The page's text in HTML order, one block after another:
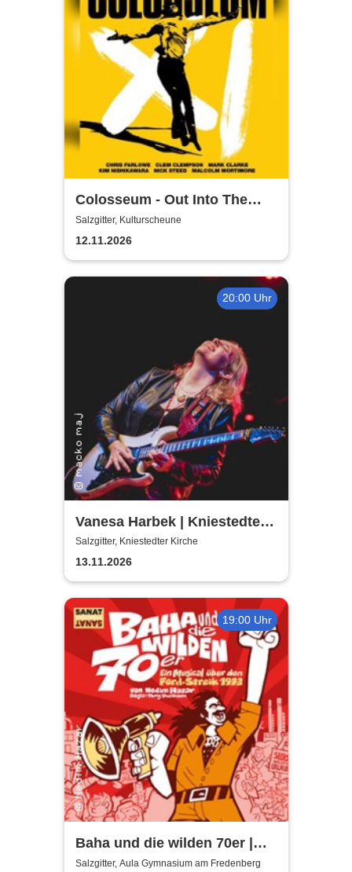
Colosseum - Out Into The
Fields
Salzgitter, Kulturscheune
12.11.2026
20:00 Uhr
Vanesa Harbek | Kniestedter
Kirche
Salzgitter, Kniestedter Kirche
13.11.2026
19:00 Uhr
Baha und die wilden 70er |
Aula Gymnasium am
Salzgitter, Aula Gymnasium am Fredenberg